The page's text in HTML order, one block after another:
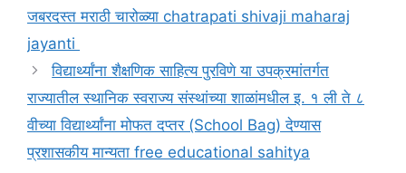
जबरदस्त मराठी चारोळ्या chatrapati shivaji maharaj
jayanti
विद्यार्थ्यांना शैक्षणिक साहित्य पुरविणे या उपक्रमांतर्गत
राज्यातील स्थानिक स्वराज्य संस्थांच्या शाळांमधील इ. १ ली ते ८
वीच्या विद्यार्थ्यांना मोफत दप्तर (School Bag) देण्यास
प्रशासकीय मान्यता free educational sahitya